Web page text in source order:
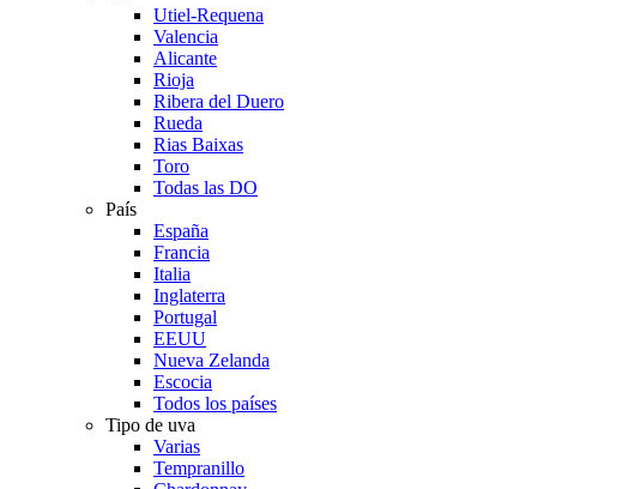
Utiel-Requena
Valencia
Alicante
Rioja
Ribera del Duero
Rueda
Rias Baixas
Toro
Todas las DO
País
España
Francia
Italia
Inglaterra
Portugal
EEUU
Nueva Zelanda
Escocia
Todos los países
Tipo de uva
Varias
Tempranillo